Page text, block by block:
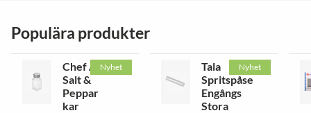
Populära produkter
Nyhet
Chef Aid
Salt &
Peppar
kar
Nyhet
Tala
Spritspåse
Engångs
Stora